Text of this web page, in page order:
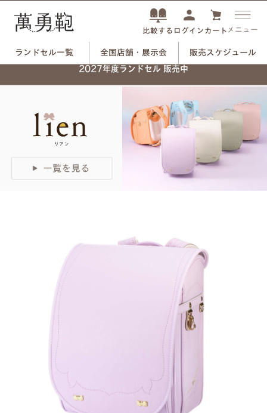
比較する ログイン カート メニュー
販売スケジュール
ランドセル一覧
全国店舗・展示会
2027年度ランドセル 販売中
ピンクゴールド×ハートのモチーフ
刻印する文字について
ネームプレートはご注文の際に刻印する文字をア
ルファベットでご指定ください。（スペースやドッ
トを含めて16文字